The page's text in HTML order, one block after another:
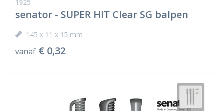
1925
senator - SUPER HIT Clear SG balpen
145 x 11 x 15 mm
vanaf € 0,32